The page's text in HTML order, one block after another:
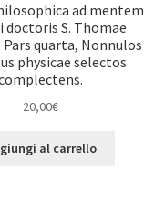
ad mentem
doctoris S. Thomae
quarta, Nonnulos
physicae selectos
20,00€
al carrello